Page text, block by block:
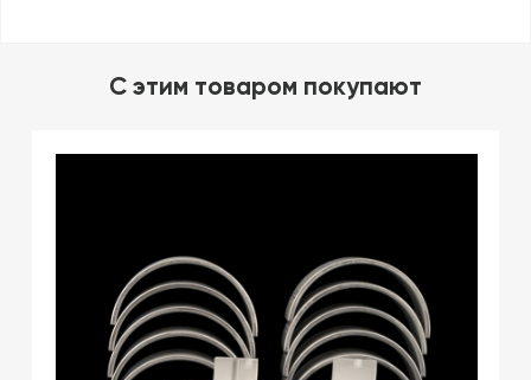
C этим товаром покупают